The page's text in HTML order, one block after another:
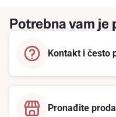
Potrebna vam je
Kontakt i često
Pronađite